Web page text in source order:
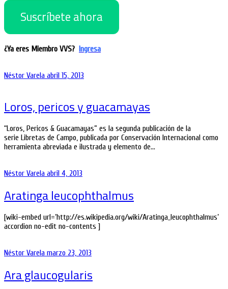
Suscríbete ahora
¿Ya eres Miembro VVS? Ingresa
Néstor Varela abril 15, 2013
Loros, pericos y guacamayas
“Loros, Pericos & Guacamayas” es la segunda publicación de la
serie Libretas de Campo, publicada por Conservación Internacional como
herramienta abreviada e ilustrada y elemento de…
Néstor Varela abril 4, 2013
Aratinga leucophthalmus
[wiki-embed url=’http://es.wikipedia.org/wiki/Aratinga_leucophthalmus’
accordion no-edit no-contents ]
Néstor Varela marzo 23, 2013
Ara glaucogularis